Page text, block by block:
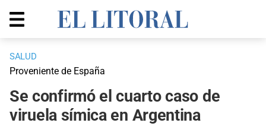
SALUD
Proveniente de España
Se confirmó el cuarto caso de
viruela símica en Argentina